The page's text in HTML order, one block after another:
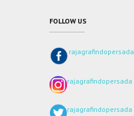
FOLLOW US
rajagrafindopersada
rajagrafindopersada
rajagrafindopersada